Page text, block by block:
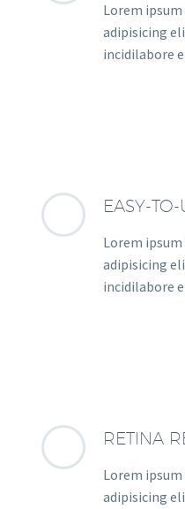
Lorem
adipisicing
incidilabore
EASY-
Lorem
adipisicing
incidilabore
RETINA
Lorem
adipisicing